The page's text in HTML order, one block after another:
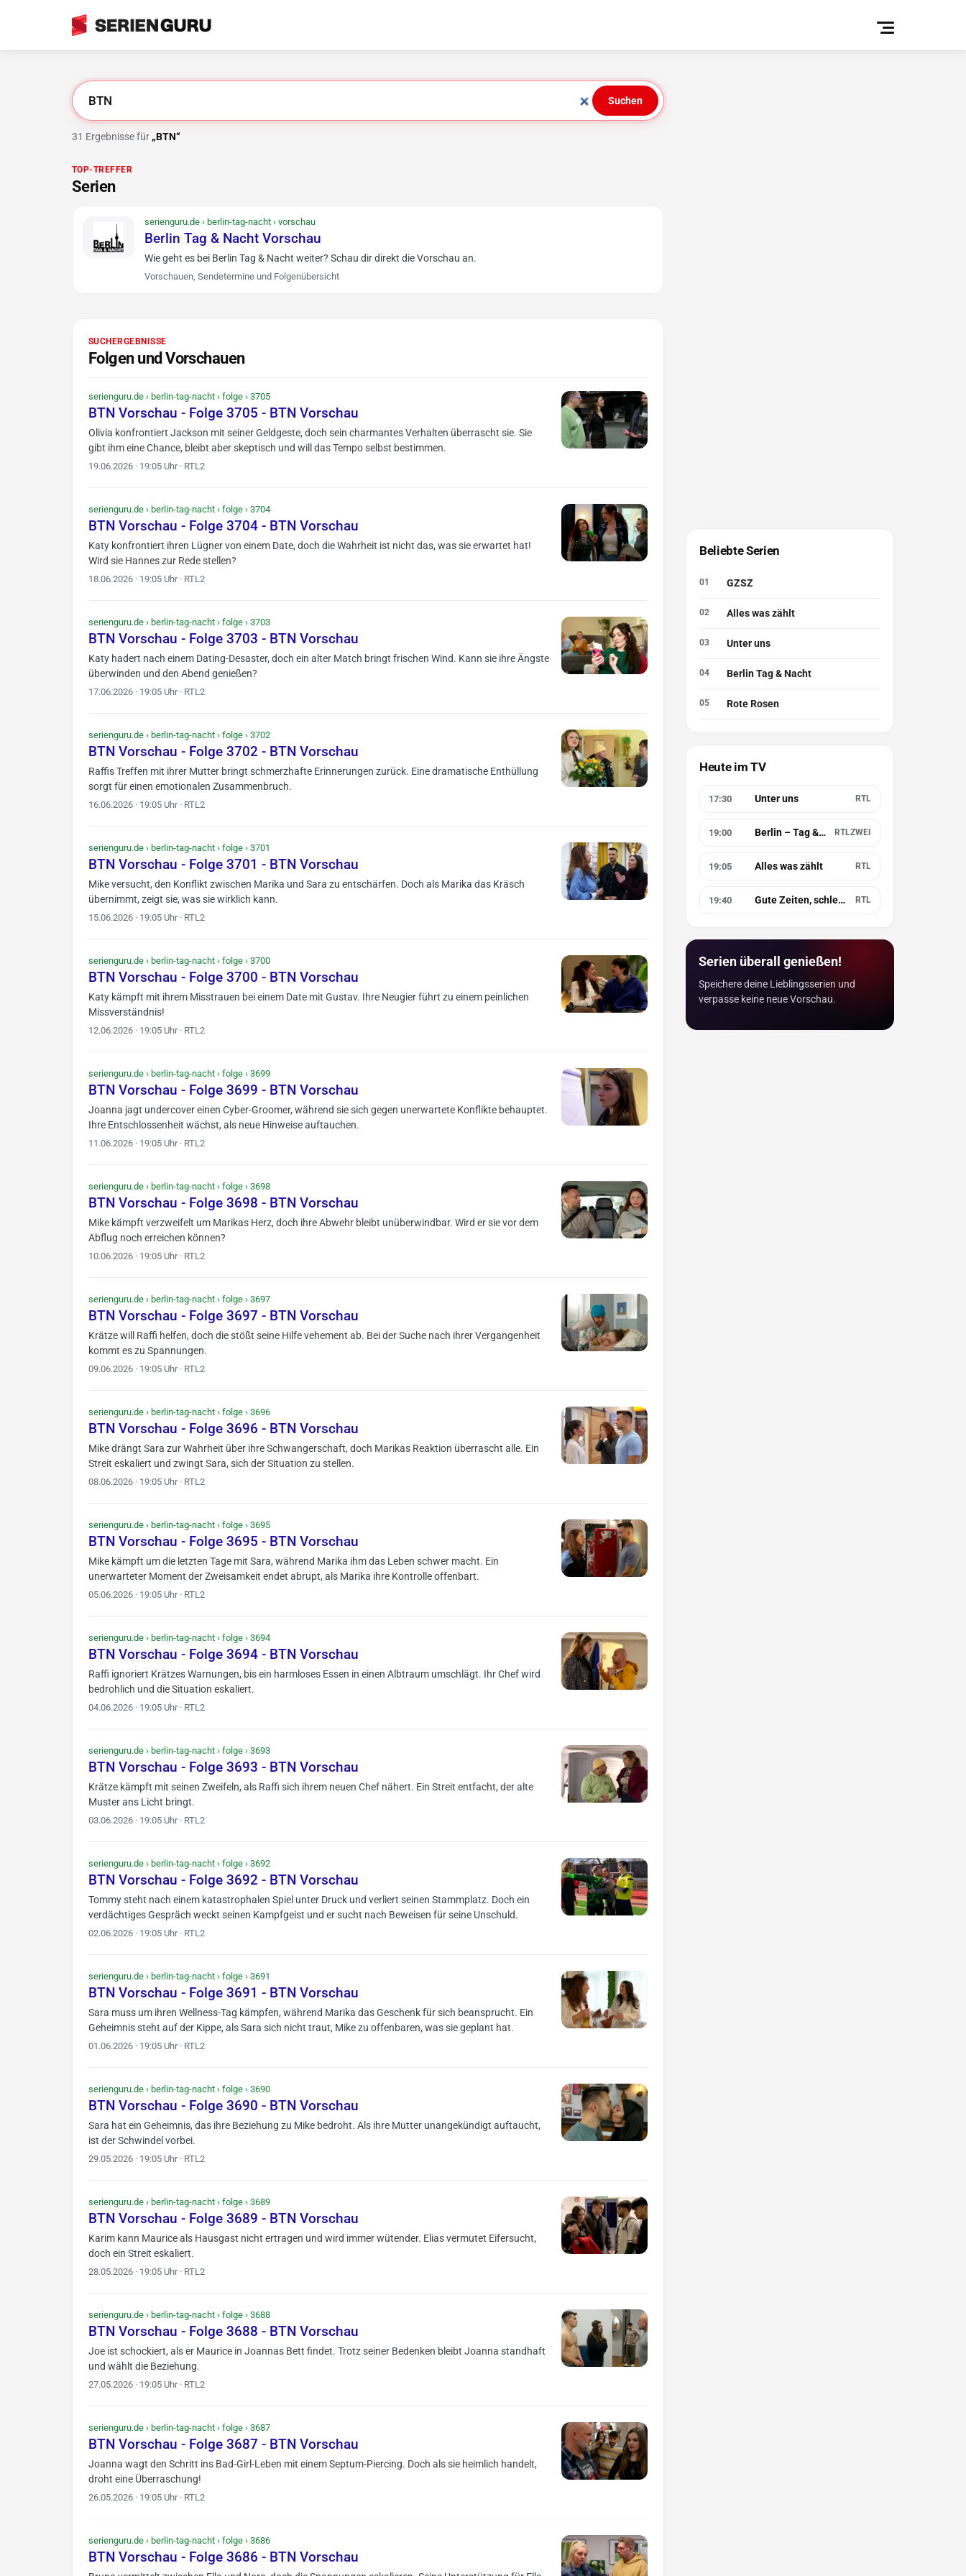
Suche
Suchen
31 Ergebnisse für „BTN“
TOP-TREFFER
Serien
serienguru.de › berlin-tag-nacht › vorschau
Berlin Tag & Nacht Vorschau
Wie geht es bei Berlin Tag & Nacht weiter? Schau dir direkt die Vorschau an.
Vorschauen, Sendetermine und Folgenübersicht
SUCHERGEBNISSE
Folgen und Vorschauen
serienguru.de › berlin-tag-nacht › folge › 3705
BTN Vorschau - Folge 3705 - BTN Vorschau
Olivia konfrontiert Jackson mit seiner Geldgeste, doch sein charmantes Verhalten überrascht sie. Sie
gibt ihm eine Chance, bleibt aber skeptisch und will das Tempo selbst bestimmen.
19.06.2026 · 19:05 Uhr · RTL2
serienguru.de › berlin-tag-nacht › folge › 3704
BTN Vorschau - Folge 3704 - BTN Vorschau
Katy konfrontiert ihren Lügner von einem Date, doch die Wahrheit ist nicht das, was sie erwartet hat!
Wird sie Hannes zur Rede stellen?
18.06.2026 · 19:05 Uhr · RTL2
serienguru.de › berlin-tag-nacht › folge › 3703
BTN Vorschau - Folge 3703 - BTN Vorschau
Katy hadert nach einem Dating-Desaster, doch ein alter Match bringt frischen Wind. Kann sie ihre Ängste
überwinden und den Abend genießen?
17.06.2026 · 19:05 Uhr · RTL2
serienguru.de › berlin-tag-nacht › folge › 3702
BTN Vorschau - Folge 3702 - BTN Vorschau
Raffis Treffen mit ihrer Mutter bringt schmerzhafte Erinnerungen zurück. Eine dramatische Enthüllung
sorgt für einen emotionalen Zusammenbruch.
16.06.2026 · 19:05 Uhr · RTL2
serienguru.de › berlin-tag-nacht › folge › 3701
BTN Vorschau - Folge 3701 - BTN Vorschau
Mike versucht, den Konflikt zwischen Marika und Sara zu entschärfen. Doch als Marika das Kräsch
übernimmt, zeigt sie, was sie wirklich kann.
15.06.2026 · 19:05 Uhr · RTL2
serienguru.de › berlin-tag-nacht › folge › 3700
BTN Vorschau - Folge 3700 - BTN Vorschau
Katy kämpft mit ihrem Misstrauen bei einem Date mit Gustav. Ihre Neugier führt zu einem peinlichen
Missverständnis!
12.06.2026 · 19:05 Uhr · RTL2
serienguru.de › berlin-tag-nacht › folge › 3699
BTN Vorschau - Folge 3699 - BTN Vorschau
Joanna jagt undercover einen Cyber-Groomer, während sie sich gegen unerwartete Konflikte behauptet.
Ihre Entschlossenheit wächst, als neue Hinweise auftauchen.
11.06.2026 · 19:05 Uhr · RTL2
serienguru.de › berlin-tag-nacht › folge › 3698
BTN Vorschau - Folge 3698 - BTN Vorschau
Mike kämpft verzweifelt um Marikas Herz, doch ihre Abwehr bleibt unüberwindbar. Wird er sie vor dem
Abflug noch erreichen können?
10.06.2026 · 19:05 Uhr · RTL2
serienguru.de › berlin-tag-nacht › folge › 3697
BTN Vorschau - Folge 3697 - BTN Vorschau
Krätze will Raffi helfen, doch die stößt seine Hilfe vehement ab. Bei der Suche nach ihrer Vergangenheit
kommt es zu Spannungen.
09.06.2026 · 19:05 Uhr · RTL2
serienguru.de › berlin-tag-nacht › folge › 3696
BTN Vorschau - Folge 3696 - BTN Vorschau
Mike drängt Sara zur Wahrheit über ihre Schwangerschaft, doch Marikas Reaktion überrascht alle. Ein
Streit eskaliert und zwingt Sara, sich der Situation zu stellen.
08.06.2026 · 19:05 Uhr · RTL2
serienguru.de › berlin-tag-nacht › folge › 3695
BTN Vorschau - Folge 3695 - BTN Vorschau
Mike kämpft um die letzten Tage mit Sara, während Marika ihm das Leben schwer macht. Ein
unerwarteter Moment der Zweisamkeit endet abrupt, als Marika ihre Kontrolle offenbart.
05.06.2026 · 19:05 Uhr · RTL2
serienguru.de › berlin-tag-nacht › folge › 3694
BTN Vorschau - Folge 3694 - BTN Vorschau
Raffi ignoriert Krätzes Warnungen, bis ein harmloses Essen in einen Albtraum umschlägt. Ihr Chef wird
bedrohlich und die Situation eskaliert.
04.06.2026 · 19:05 Uhr · RTL2
serienguru.de › berlin-tag-nacht › folge › 3693
BTN Vorschau - Folge 3693 - BTN Vorschau
Krätze kämpft mit seinen Zweifeln, als Raffi sich ihrem neuen Chef nähert. Ein Streit entfacht, der alte
Muster ans Licht bringt.
03.06.2026 · 19:05 Uhr · RTL2
serienguru.de › berlin-tag-nacht › folge › 3692
BTN Vorschau - Folge 3692 - BTN Vorschau
Tommy steht nach einem katastrophalen Spiel unter Druck und verliert seinen Stammplatz. Doch ein
verdächtiges Gespräch weckt seinen Kampfgeist und er sucht nach Beweisen für seine Unschuld.
02.06.2026 · 19:05 Uhr · RTL2
serienguru.de › berlin-tag-nacht › folge › 3691
BTN Vorschau - Folge 3691 - BTN Vorschau
Sara muss um ihren Wellness-Tag kämpfen, während Marika das Geschenk für sich beansprucht. Ein
Geheimnis steht auf der Kippe, als Sara sich nicht traut, Mike zu offenbaren, was sie geplant hat.
01.06.2026 · 19:05 Uhr · RTL2
serienguru.de › berlin-tag-nacht › folge › 3690
BTN Vorschau - Folge 3690 - BTN Vorschau
Sara hat ein Geheimnis, das ihre Beziehung zu Mike bedroht. Als ihre Mutter unangekündigt auftaucht,
ist der Schwindel vorbei.
29.05.2026 · 19:05 Uhr · RTL2
serienguru.de › berlin-tag-nacht › folge › 3689
BTN Vorschau - Folge 3689 - BTN Vorschau
Karim kann Maurice als Hausgast nicht ertragen und wird immer wütender. Elias vermutet Eifersucht,
doch ein Streit eskaliert.
28.05.2026 · 19:05 Uhr · RTL2
serienguru.de › berlin-tag-nacht › folge › 3688
BTN Vorschau - Folge 3688 - BTN Vorschau
Joe ist schockiert, als er Maurice in Joannas Bett findet. Trotz seiner Bedenken bleibt Joanna standhaft
und wählt die Beziehung.
27.05.2026 · 19:05 Uhr · RTL2
serienguru.de › berlin-tag-nacht › folge › 3687
BTN Vorschau - Folge 3687 - BTN Vorschau
Joanna wagt den Schritt ins Bad-Girl-Leben mit einem Septum-Piercing. Doch als sie heimlich handelt,
droht eine Überraschung!
26.05.2026 · 19:05 Uhr · RTL2
serienguru.de › berlin-tag-nacht › folge › 3686
BTN Vorschau - Folge 3686 - BTN Vorschau
Beliebte Serien
GZSZ
Alles was zählt
Unter uns
Berlin Tag & Nacht
Rote Rosen
Heute im TV
17:30 Unter uns RTL
19:00 Berlin – Tag & Nacht RTLZWEI
19:05 Alles was zählt RTL
19:40 Gute Zeiten, schlechte Zeiten RTL
Serien überall genießen!
Speichere deine Lieblingsserien und
verpasse keine neue Vorschau.